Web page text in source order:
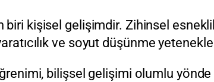
kişisel gelişimdir. Zihinsel
ve soyut düşünme
bilişsel gelişimi olumlu yönde